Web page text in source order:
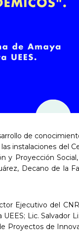
de
instalaciones
Proyección
Decano de la
Ejecutivo del
Lic.
Proyectos de